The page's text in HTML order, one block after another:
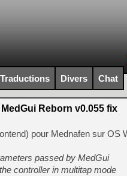
Traductions Divers Chat
MedGui Reborn v0.055 fix
pour Mednafen sur OS
passed by MedGui
controller in multitap mode